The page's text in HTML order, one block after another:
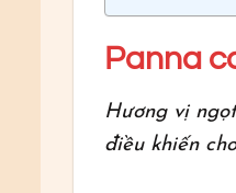
Panna
Hương vị
điều khiến